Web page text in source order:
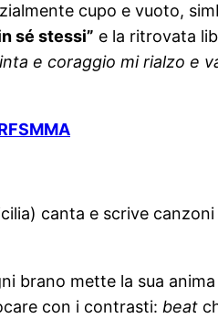
cupo e vuoto,
sé stessi” e la ritrovata
e coraggio mi rialzo e
canta e scrive
brano mette la sua
con i contrasti: beat